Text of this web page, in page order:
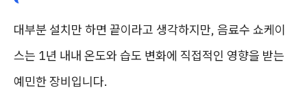
대부분 설치만 하면 끝이라고 생각하지만, 음료수 쇼케이
스는 1년 내내 온도와 습도 변화에 직접적인 영향을 받는
예민한 장비입니다.